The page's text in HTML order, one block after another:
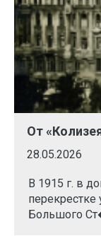
От
28.05.2026
В 1915 г. в
Большого